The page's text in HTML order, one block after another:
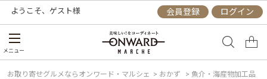
ようこそ、 ゲスト様 会員登録 ログイン
メニュー
お取り寄せグルメならオンワード・マルシェ > おかず > 魚介・海産物加工品